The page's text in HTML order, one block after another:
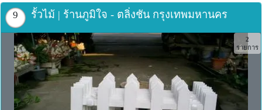
9 รั้วไม้ | ร้านภูมิใจ - ตลิ่งชัน กรุงเทพมหานคร
2
รายการ